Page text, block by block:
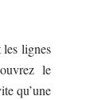
lignes
le
qu’une